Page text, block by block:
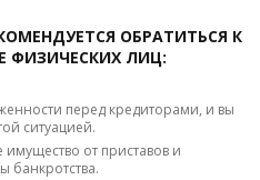
ОБРАТИТЬСЯ К
ФИЗИЧЕСКИХ ЛИЦ:
перед кредиторами, и вы
ситуацией.
имущество от приставов и
банкротства.